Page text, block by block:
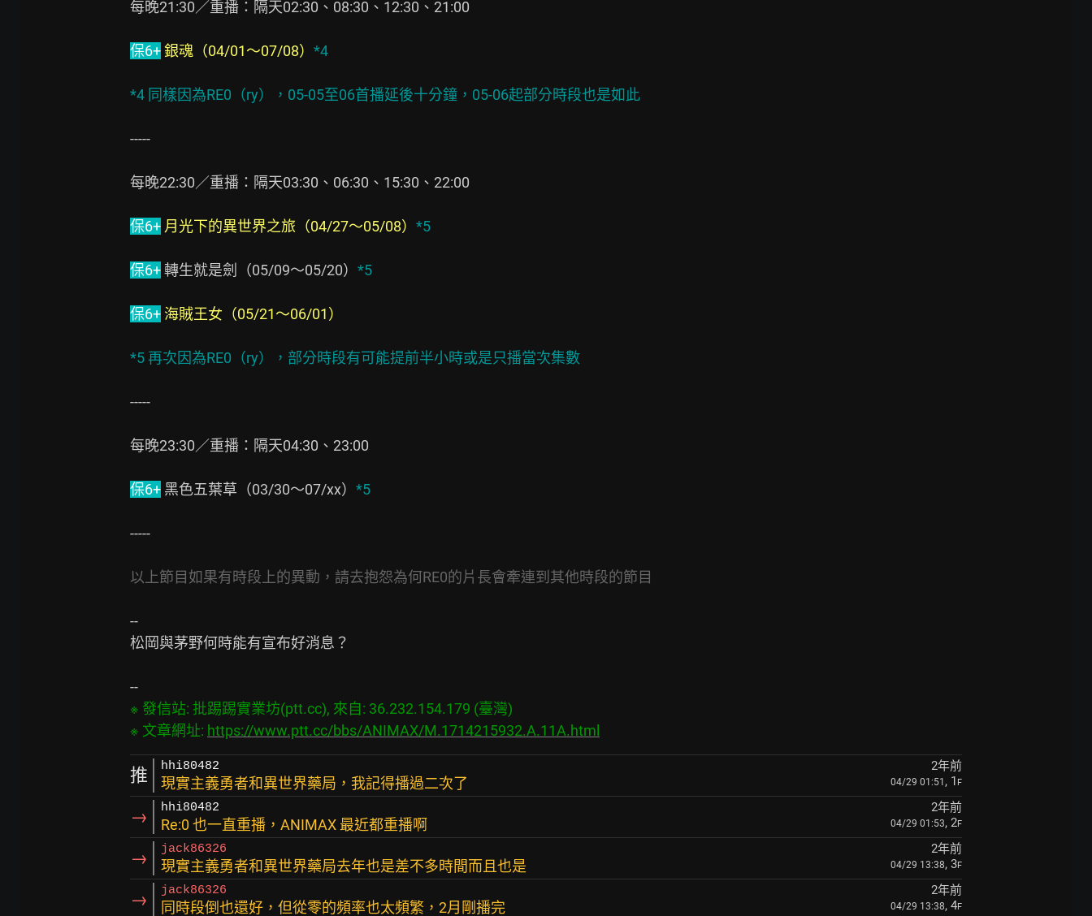
每晚21:30／重播：隔天02:30、08:30、12:30、21:00
保6+銀魂（04/01～07/08） *4
*4 同樣因為RE0（ry），05-05至06首播延後十分鐘，05-06起部分時段也是如此
-----
每晚22:30／重播：隔天03:30、06:30、15:30、22:00
保6+ 月光下的異世界之旅（04/27～05/08） *5
保6+ 轉生就是劍（05/09～05/20） *5
保6+ 海賊王女（05/21～06/01）
*5 再次因為RE0（ry），部分時段有可能提前半小時或是只播當次集數
-----
每晚23:30／重播：隔天04:30、23:00
保6+ 黑色五葉草（03/30～07/xx） *5
-----
以上節目如果有時段上的異動，請去抱怨為何RE0的片長會牽連到其他時段的節目
--
松岡與茅野何時能有宣布好消息？
※ 發信站: 批踢踢實業坊(ptt.cc), 來自: 36.232.154.179 (臺灣)
※ 文章網址: https://www.ptt.cc/bbs/ANIMAX/M.1714215932.A.11A.html
推 hhi80482 2年前
現實主義勇者和異世界藥局，我記得播過二次了 04/29 01:51 , 1 F
→ hhi80482 2年前
Re:0 也一直重播，ANIMAX 最近都重播啊 04/29 01:53, 2F
→ jack86326 2年前
現實主義勇者和異世界藥局去年也是差不多時間而且也是 04/29 13:38, 3F
→ jack86326 2年前
同時段倒也還好，但從零的頻率也太頻繁，2月剛播完 04/29 13:38, 4F